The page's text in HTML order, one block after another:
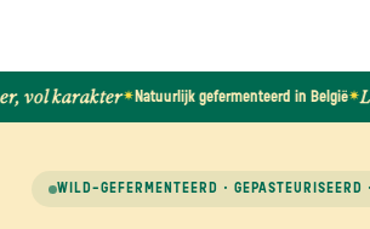
karakter✷Natuurlijk gefermenteerd in België✷
WILD-GEFERMENTEERD · GEPASTEURISEERD